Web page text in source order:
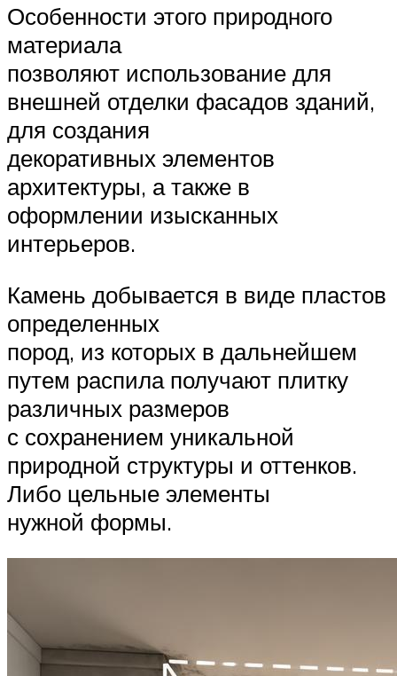
Особенности этого природного
материала
позволяют использование для
внешней отделки фасадов зданий,
для создания
декоративных элементов
архитектуры, а также в
оформлении изысканных
интерьеров.
Камень добывается в виде пластов
определенных
пород, из которых в дальнейшем
путем распила получают плитку
различных размеров
с сохранением уникальной
природной структуры и оттенков.
Либо цельные элементы
нужной формы.